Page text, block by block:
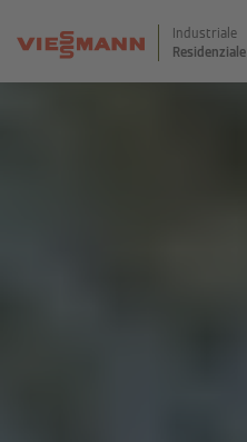
Industriale
Residenziale